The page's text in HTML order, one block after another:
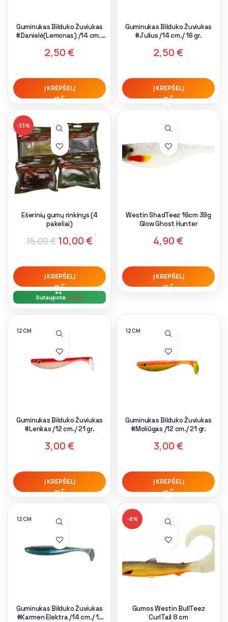
Guminukas Bilduko Žuviukas
#Danielė(Lemonas) /14 cm./
2,50€
Į KREPŠELĮ
Guminukas Bilduko Žuviukas
#Julius /14 cm./ 16 gr.
2,50€
Į KREPŠELĮ
-33%
Ešerinių gumų rinkinys (4
pakeliai)
15,00€ 10,00€
Į KREPŠELĮ
Sutaupote5,00 €
Westin ShadTeez 16cm 39g
Glow Ghost Hunter
4,90€
Į KREPŠELĮ
12 CM
Guminukas Bilduko Žuviukas
#Lenkas /12 cm./ 21 gr.
3,00€
Į KREPŠELĮ
12 CM
Guminukas Bilduko Žuviukas
#Moliūgas /12 cm./ 21 gr.
3,00€
Į KREPŠELĮ
12 CM
Guminukas Bilduko Žuviukas
#Karmen Elektra /14 cm./ 16
-8%
Gumos Westin BullTeez
CurlTail 8 cm